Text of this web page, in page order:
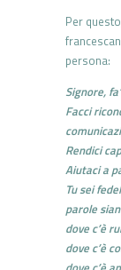
Per
persona:
Signore,
Facci
Rendici
Aiutaci a
Tu sei
parole
dove c’è
dove c’è